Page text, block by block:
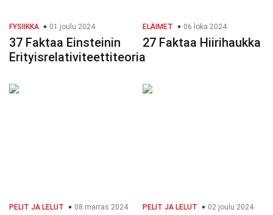
FYSIIKKA 01 joulu 2024
37 Faktaa Einsteinin
Erityisrelativiteettiteoria
ELÄIMET 06 loka 2024
27 Faktaa Hiirihaukka
PELIT JA LELUT 08 marras 2024 PELIT JA LELUT 02 joulu 2024